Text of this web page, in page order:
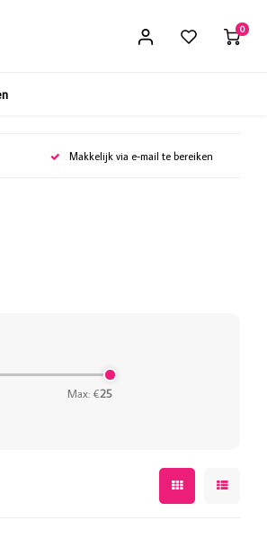
0
Makkelijk via e-mail te bereiken
Max: €25